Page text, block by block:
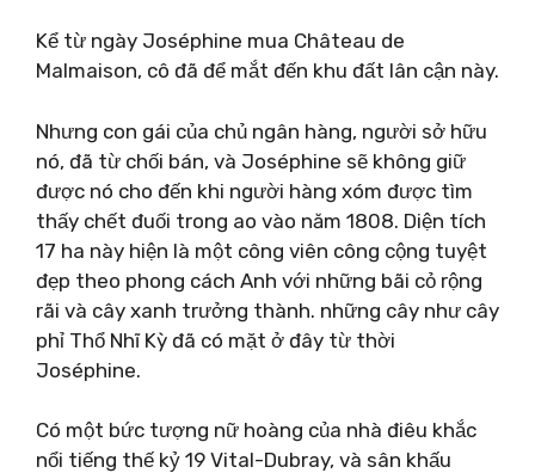
Kể từ ngày Joséphine mua Château de
Malmaison, cô đã để mắt đến khu đất lân cận này.
Nhưng con gái của chủ ngân hàng, người sở hữu
nó, đã từ chối bán, và Joséphine sẽ không giữ
được nó cho đến khi người hàng xóm được tìm
thấy chết đuối trong ao vào năm 1808. Diện tích
17 ha này hiện là một công viên công cộng tuyệt
đẹp theo phong cách Anh với những bãi cỏ rộng
rãi và cây xanh trưởng thành. những cây như cây
phỉ Thổ Nhĩ Kỳ đã có mặt ở đây từ thời
Joséphine.
Có một bức tượng nữ hoàng của nhà điêu khắc
nổi tiếng thế kỷ 19 Vital-Dubray, và sân khấu